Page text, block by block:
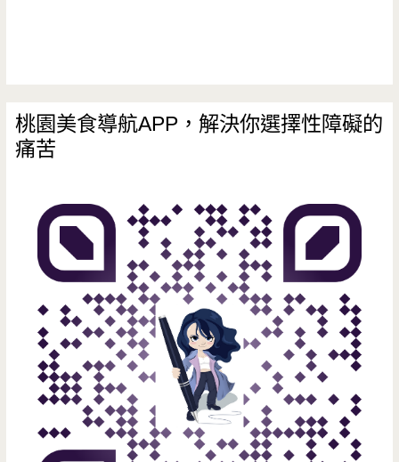
桃園美食導航APP，解決你選擇性障礙的
痛苦